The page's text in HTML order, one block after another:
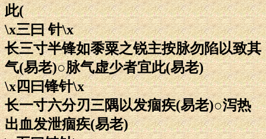
此(
\x三曰 针\x
长三寸半锋如黍粟之锐主按脉勿陷以致其
气(易老)○脉气虚少者宜此(易老)
\x四曰锋针\x
长一寸六分刃三隅以发痼疾(易老)○泻热
出血发泄痼疾(易老)